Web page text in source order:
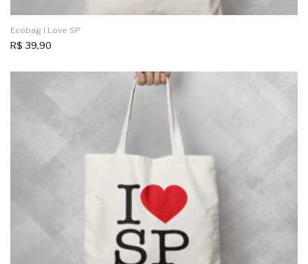
Ecobag I Love SP
R$ 39,90